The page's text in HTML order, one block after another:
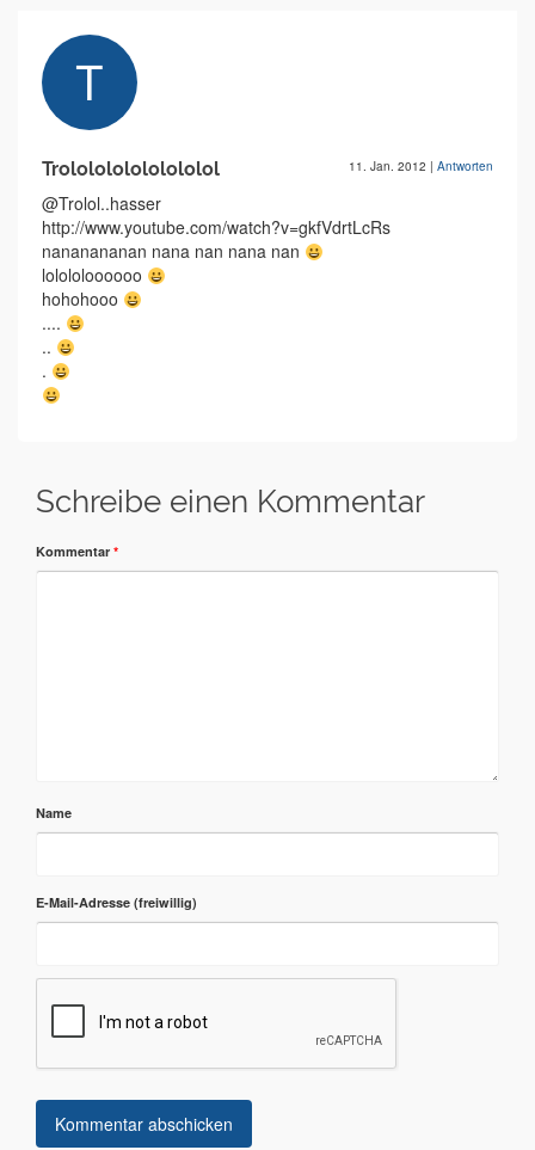
Trololololololololol 11. Jan. 2012 | Antworten
@Trolol..hasser
http://www.youtube.com/watch?v=gkfVdrtLcRs
nananananan nana nan nana nan
lolololoooooo
hohohooo
....
..
.
Schreibe einen Kommentar
Kommentar *
Name
E-Mail-Adresse